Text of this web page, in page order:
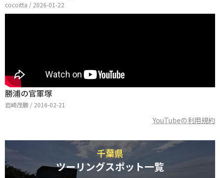
cocoitta / 2026-01-22
勝浦の官軍塚
岩崎茂勝 / 2016-02-21
YouTubeの利用規約
千葉県
ツーリングスポット一覧